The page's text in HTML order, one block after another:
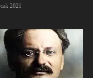
2021